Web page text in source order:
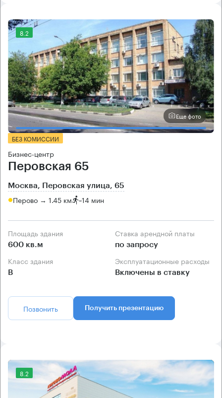
8.2
Еще фото
БЕЗ КОМИССИИ
Бизнес-центр
Перовская 65
Москва, Перовская улица, 65
Перово → 1.45 км ~14 мин
Площадь здания
600 кв.м
Ставка арендной платы
по запросу
Класс здания
B
Эксплуатационные расходы
Включены в ставку
Позвонить Получить презентацию
8.2